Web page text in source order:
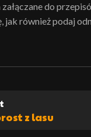
do
jak również podaj
z lasu